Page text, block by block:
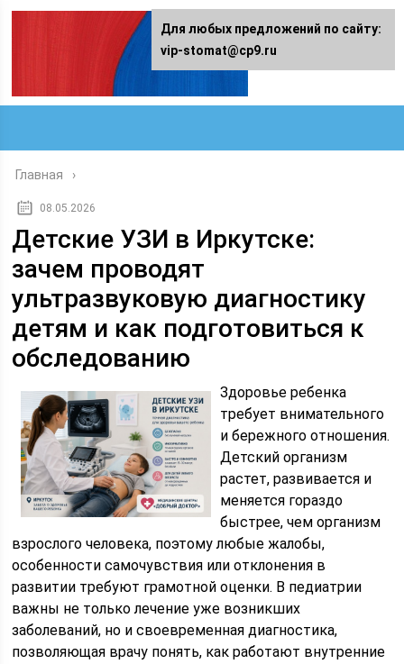
Главная
08.05.2026
Детские УЗИ в Иркутске:
зачем проводят
ультразвуковую диагностику
детям и как подготовиться к
обследованию
Здоровье ребенка
требует внимательного
и бережного отношения.
Детский организм
растет, развивается и
меняется гораздо
быстрее, чем организм
взрослого человека, поэтому любые жалобы,
особенности самочувствия или отклонения в
развитии требуют грамотной оценки. В педиатрии
важны не только лечение уже возникших
заболеваний, но и своевременная диагностика,
позволяющая врачу понять, как работают внутренние
Для любых предложений по сайту:
vip-stomat@cp9.ru